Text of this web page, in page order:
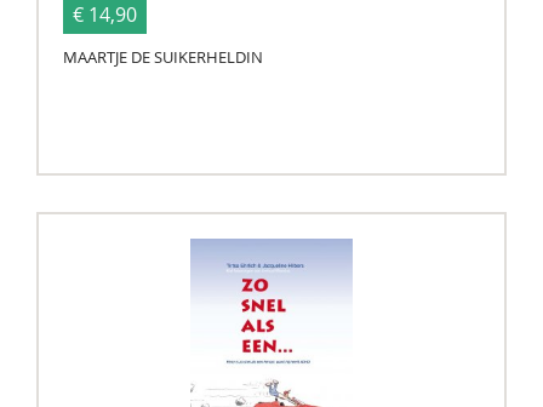
€ 14,90
MAARTJE DE SUIKERHELDIN